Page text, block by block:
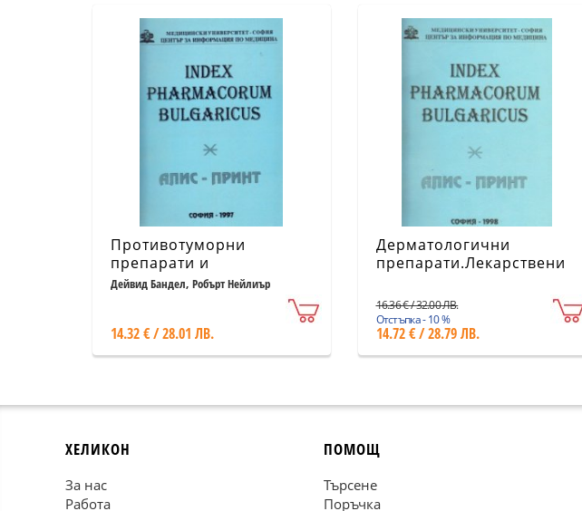
Противотуморни
препарати и
лекарствени средства V
Дейвид Бандел, Робърт Нейлиър
14.32 € / 28.01 ЛВ.
Дерматологични
препарати.Лекарствени
сензорните органи. Том
VIII
16.36 € / 32.00 ЛВ.
Отстъпка - 10 %
14.72 € / 28.79 ЛВ.
ХЕЛИКОН
За нас
Работа
ПОМОЩ
Търсене
Поръчка